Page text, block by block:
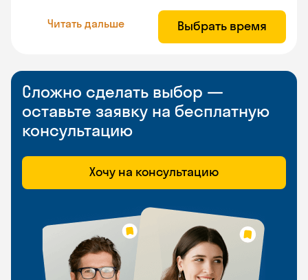
Читать дальше Выбрать время
Сложно сделать выбор —
оставьте заявку на бесплатную
консультацию
Хочу на консультацию